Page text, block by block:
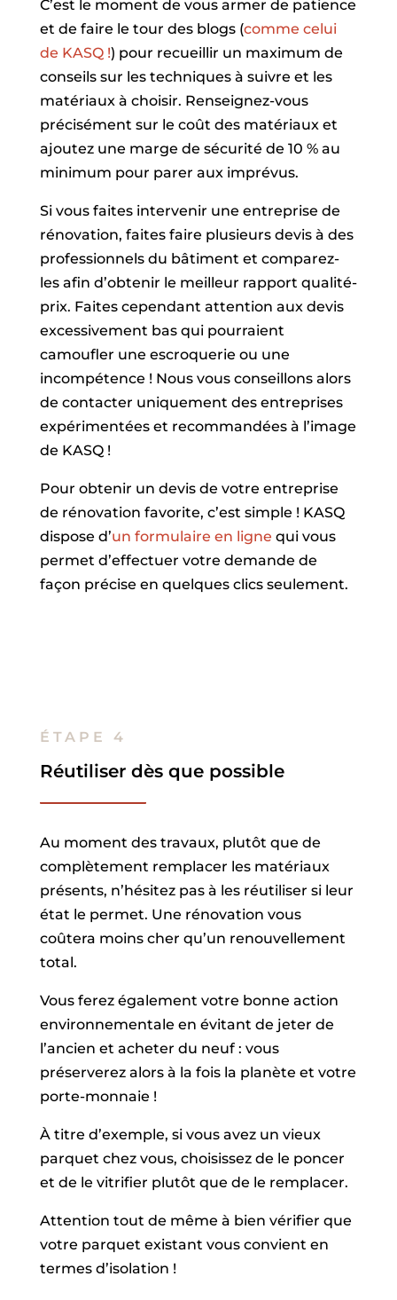
C’est le moment de vous armer de patience
et de faire le tour des blogs (comme celui
de KASQ !) pour recueillir un maximum de
conseils sur les techniques à suivre et les
matériaux à choisir. Renseignez-vous
précisément sur le coût des matériaux et
ajoutez une marge de sécurité de 10 % au
minimum pour parer aux imprévus.
Si vous faites intervenir une entreprise de
rénovation, faites faire plusieurs devis à des
professionnels du bâtiment et comparez-
les afin d’obtenir le meilleur rapport qualité-
prix. Faites cependant attention aux devis
excessivement bas qui pourraient
camoufler une escroquerie ou une
incompétence ! Nous vous conseillons alors
de contacter uniquement des entreprises
expérimentées et recommandées à l’image
de KASQ !
Pour obtenir un devis de votre entreprise
de rénovation favorite, c’est simple ! KASQ
dispose d’un formulaire en ligne qui vous
permet d’effectuer votre demande de
façon précise en quelques clics seulement.
ÉTAPE 4
Réutiliser dès que possible
Au moment des travaux, plutôt que de
complètement remplacer les matériaux
présents, n’hésitez pas à les réutiliser si leur
état le permet. Une rénovation vous
coûtera moins cher qu’un renouvellement
total.
Vous ferez également votre bonne action
environnementale en évitant de jeter de
l’ancien et acheter du neuf : vous
préserverez alors à la fois la planète et votre
porte-monnaie !
À titre d’exemple, si vous avez un vieux
parquet chez vous, choisissez de le poncer
et de le vitrifier plutôt que de le remplacer.
Attention tout de même à bien vérifier que
votre parquet existant vous convient en
termes d’isolation !